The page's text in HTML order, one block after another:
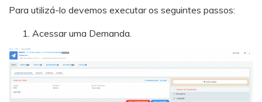
Para utilizá-lo devemos executar os seguintes passos:
Acessar uma Demanda.